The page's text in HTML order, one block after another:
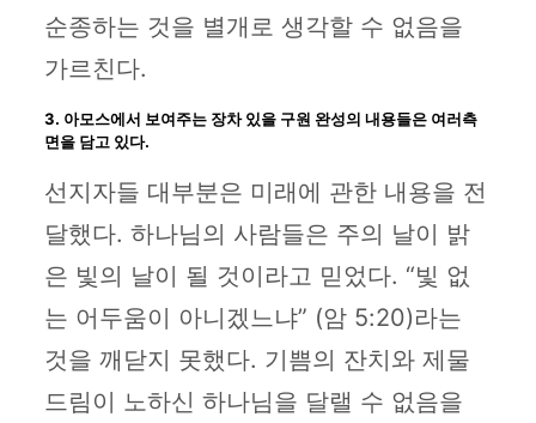
순종하는 것을 별개로 생각할 수 없음을
가르친다.
3. 아모스에서 보여주는 장차 있을 구원 완성의 내용들은 여러측
면을 담고 있다.
선지자들 대부분은 미래에 관한 내용을 전
달했다. 하나님의 사람들은 주의 날이 밝
은 빛의 날이 될 것이라고 믿었다. “빛 없
는 어두움이 아니겠느냐” (암 5:20)라는
것을 깨닫지 못했다. 기쁨의 잔치와 제물
드림이 노하신 하나님을 달랠 수 없음을